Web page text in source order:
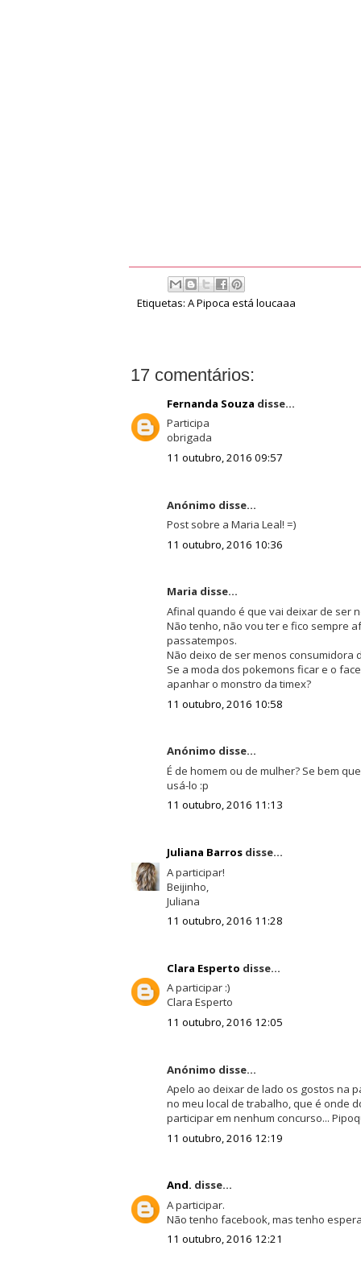
Etiquetas: A Pipoca está loucaaa
17 comentários:
Fernanda Souza disse...
Participa
obrigada
11 outubro, 2016 09:57
Anónimo disse...
Post sobre a Maria Leal! =)
11 outubro, 2016 10:36
Maria disse...
Afinal quando é que vai deixar de ser
Não tenho, não vou ter e fico sempre
passatempos.
Não deixo de ser menos consumidora
Se a moda dos pokemons ficar e o
apanhar o monstro da timex?
11 outubro, 2016 10:58
Anónimo disse...
É de homem ou de mulher? Se bem
usá-lo :p
11 outubro, 2016 11:13
Juliana Barrosdisse...
A participar!
Beijinho,
Juliana
11 outubro, 2016 11:28
Clara Esperto disse...
A participar :)
Clara Esperto
11 outubro, 2016 12:05
Anónimo disse...
Apelo ao deixar de lado os gostos na
no meu local de trabalho, que é onde
participar em nenhum concurso...
11 outubro, 2016 12:19
And. disse...
A participar.
Não tenho facebook, mas tenho
11 outubro, 2016 12:21